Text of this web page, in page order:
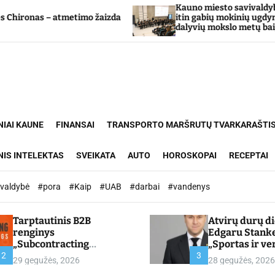
Kauno miesto savivaldybė Tarpdisciplininio
itin gabių mokinių ugdymo programos
dalyvių mokslo metų baigimo šventė
KAUNE FINANSAI TRANSPORTO MARŠRUTŲ
INTELEKTAS SVEIKATA AUTO HOROSKOPAI RECEPTAI
#pora #Kaip #UAB #darbai #vandenys
2
Tarptautinis B2B
renginys
„Subcontracting
Meetings 2026“ –
chamber.lt
29 gegužės, 2026 3
Atvirų durų
Edgaru
„Sportas ir
partnerystės,
kuria vertę“ –
28 gegužės, 2026